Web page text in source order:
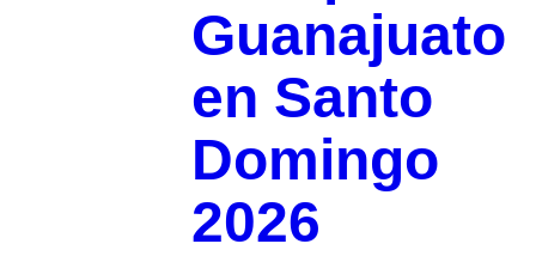
Guanajuato
en Santo
Domingo
2026